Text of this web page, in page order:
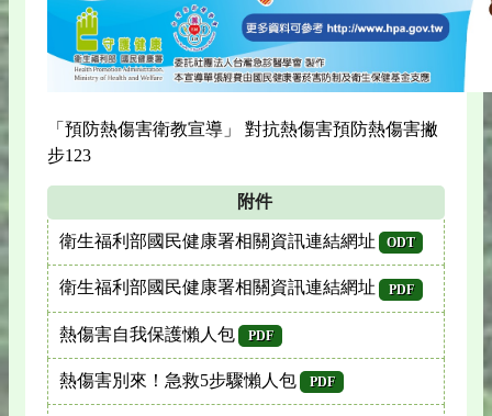
「預防熱傷害衛教宣導」 對抗熱傷害預防熱傷害撇
步123
附件
衛生福利部國民健康署相關資訊連結網址 ODT
衛生福利部國民健康署相關資訊連結網址 PDF
熱傷害自我保護懶人包 PDF
熱傷害別來！急救5步驟懶人包 PDF